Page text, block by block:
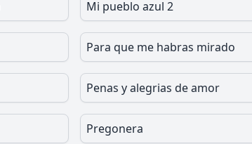
Mi pueblo azul 2
Para que me habras mirado
Penas y alegrias de amor
Pregonera